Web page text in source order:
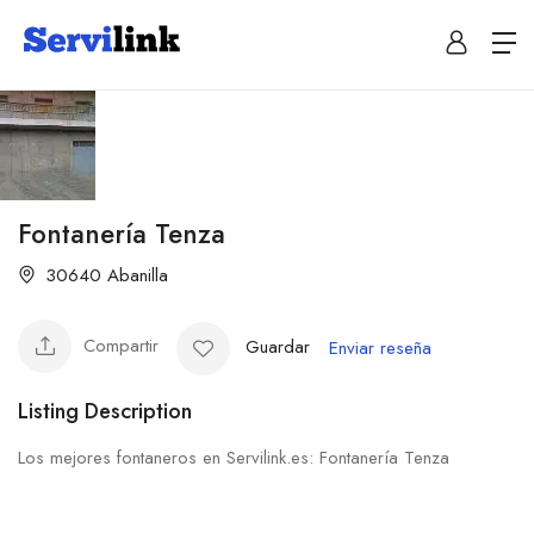
Fontanería Tenza
30640 Abanilla
Compartir Guardar Enviar reseña
Listing Description
Los mejores fontaneros en Servilink.es: Fontanería Tenza